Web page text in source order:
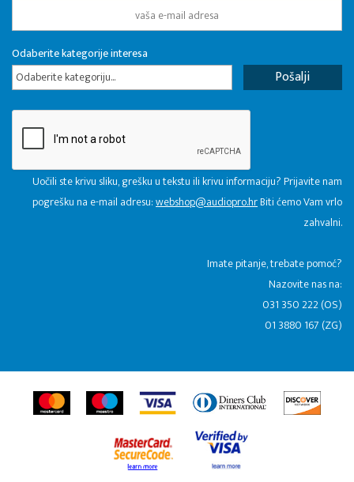
Odaberite kategorije interesa
Odaberite kategoriju...
Uočili ste krivu sliku, grešku u tekstu ili krivu informaciju? Prijavite nam
pogrešku na e-mail adresu:webshop@audiopro.hrBiti ćemo Vam vrlo
zahvalni.
​Imate pitanje, trebate pomoć?
Nazovite nas na:
031 350 222 (OS)
01 3880 167 (ZG)